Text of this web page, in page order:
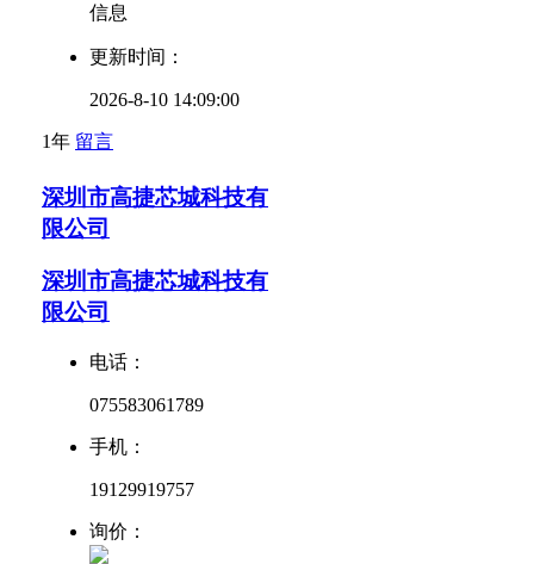
信息
更新时间：
2026-8-10 14:09:00
1年 留言
深圳市高捷芯城科技有
限公司
深圳市高捷芯城科技有
限公司
电话：
075583061789
手机：
19129919757
询价：